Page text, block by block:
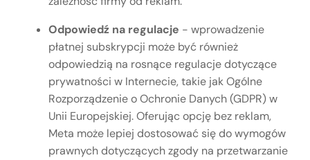
Odpowiedź na regulacje - wprowadzenie
płatnej subskrypcji może być również
odpowiedzią na rosnące regulacje dotyczące
prywatności w Internecie, takie jak Ogólne
Rozporządzenie o Ochronie Danych (GDPR) w
Unii Europejskiej. Oferując opcję bez reklam,
Meta może lepiej dostosować się do wymogów
prawnych dotyczących zgody na przetwarzanie